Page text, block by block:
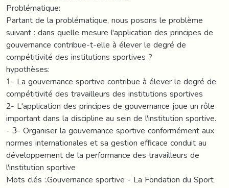
Problématique:
Partant de la problématique, nous posons le problème
suivant : dans quelle mesure l'application des principes de
gouvernance contribue-t-elle à élever le degré de
compétitivité des institutions sportives ?
hypothèses:
1- La gouvernance sportive contribue à élever le degré de
compétitivité des travailleurs des institutions sportives
2- L'application des principes de gouvernance joue un rôle
important dans la discipline au sein de l'institution sportive.
- 3- Organiser la gouvernance sportive conformément aux
normes internationales et sa gestion efficace conduit au
développement de la performance des travailleurs de
l'institution sportive
Mots clés :.Gouvernance sportive - La Fondation du Sport